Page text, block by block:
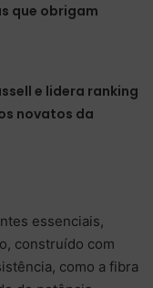
que obrigam
e lidera ranking
novatos da
essenciais,
construído com
como a fibra